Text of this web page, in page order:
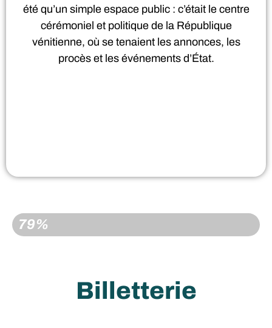
été qu’un simple espace public : c’était le centre
cérémoniel et politique de la République
vénitienne, où se tenaient les annonces, les
procès et les événements d’État.
RÉSERVÉ
79%
Billetterie